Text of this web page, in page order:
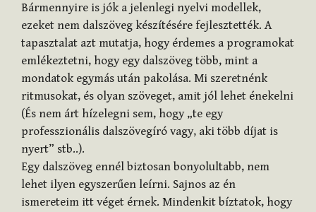
Bármennyire is jók a jelenlegi nyelvi modellek,
ezeket nem dalszöveg készítésére fejlesztették. A
tapasztalat azt mutatja, hogy érdemes a programokat
emlékeztetni, hogy egy dalszöveg több, mint a
mondatok egymás után pakolása. Mi szeretnénk
ritmusokat, és olyan szöveget, amit jól lehet énekelni
(És nem árt hízelegni sem, hogy „te egy
professzionális dalszövegíró vagy, aki több díjat is
nyert” stb..).
Egy dalszöveg ennél biztosan bonyolultabb, nem
lehet ilyen egyszerűen leírni. Sajnos az én
ismereteim itt véget érnek. Mindenkit bíztatok, hogy